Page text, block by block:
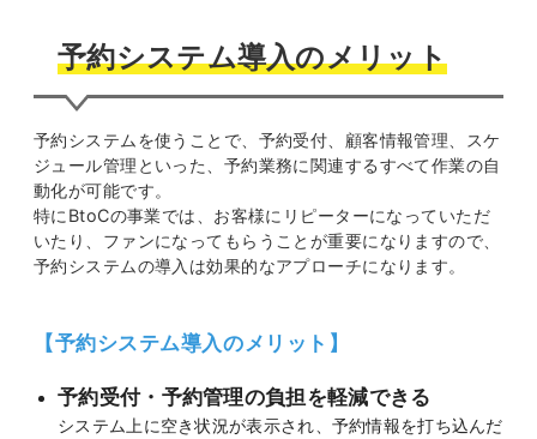
予約システム導入のメリット
予約システムを使うことで、予約受付、顧客情報管理、スケ
ジュール管理といった、予約業務に関連するすべて作業の自
動化が可能です。
特にBtoCの事業では、お客様にリピーターになっていただ
いたり、ファンになってもらうことが重要になりますので、
予約システムの導入は効果的なアプローチになります。
【予約システム導入のメリット】
予約受付・予約管理の負担を軽減できる
システム上に空き状況が表示され、予約情報を打ち込んだ